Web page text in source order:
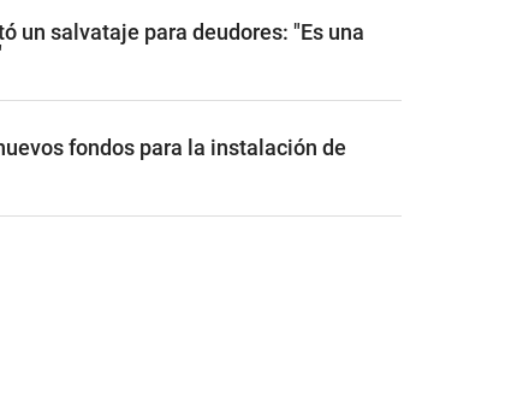
un salvataje para deudores: "Es una
fondos para la instalación de